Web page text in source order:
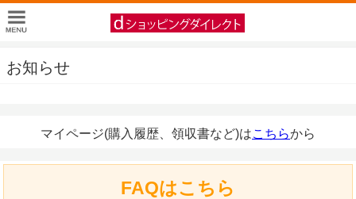
お知らせ
マイページ(購入履歴、領収書など)はこちらから
FAQはこちら